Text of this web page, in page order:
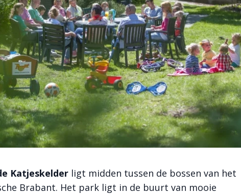
Katjeskelder ligt midden tussen de bossen van het
Brabant. Het park ligt in de buurt van mooie